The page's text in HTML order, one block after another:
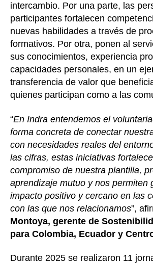
intercambio. Por una parte, las
participantes fortalecen
nuevas habilidades a través de
formativos. Por otra, ponen al
sus conocimientos, experiencia
capacidades personales, en un
transferencia de valor que
quienes participan como a las
“En Indra entendemos el
forma concreta de conectar
con necesidades reales del
las cifras, estas iniciativas
compromiso de nuestra plantilla,
aprendizaje mutuo y nos permiten
impacto positivo y cercano en las
con las que nos relacionamos”,
Montoya, gerente de
para Colombia, Ecuador y
Durante 2025 se realizaron 11